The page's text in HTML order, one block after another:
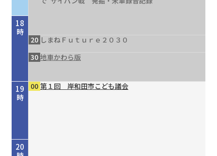
18
時
19
時
20
20 しまねＦｕｔｕｒｅ２０３０
30 地車かわら版
00 第１回 岸和田市こども議会